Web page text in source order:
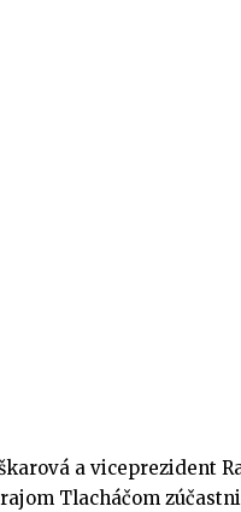
a viceprezident
Tlacháčom